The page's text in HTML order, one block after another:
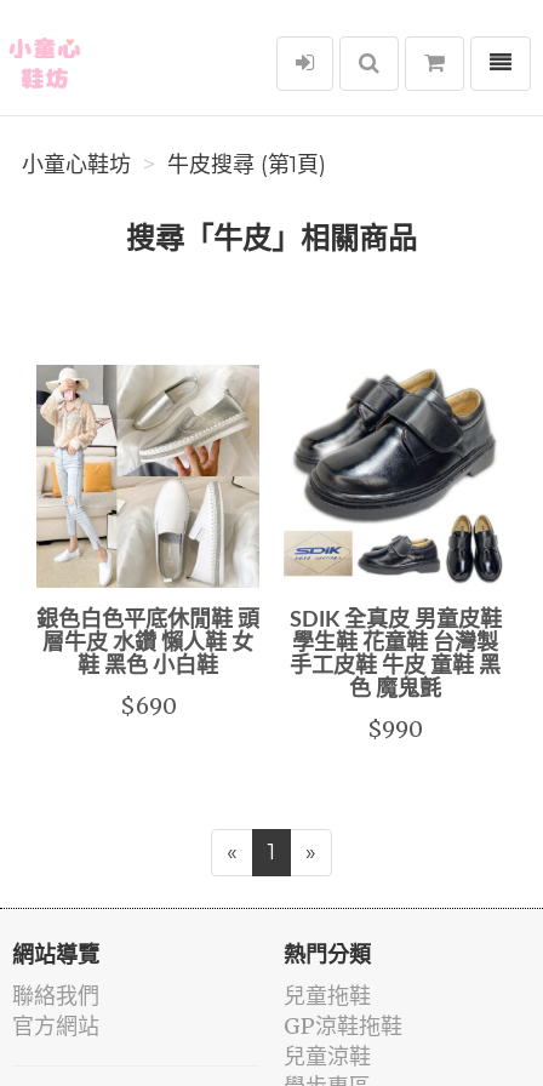
小童心鞋坊
選單
小童心鞋坊 牛皮搜尋 (第1頁)
搜尋「牛皮」相關商品
銀色白色平底休閒鞋 頭
層牛皮 水鑽 懶人鞋 女
鞋 黑色 小白鞋
$690
SDIK 全真皮 男童皮鞋
學生鞋 花童鞋 台灣製
手工皮鞋 牛皮 童鞋 黑
色 魔鬼氈
$990
« 1 »
網站導覽
聯絡我們
官方網站
熱門分類
兒童拖鞋
GP涼鞋拖鞋
兒童涼鞋